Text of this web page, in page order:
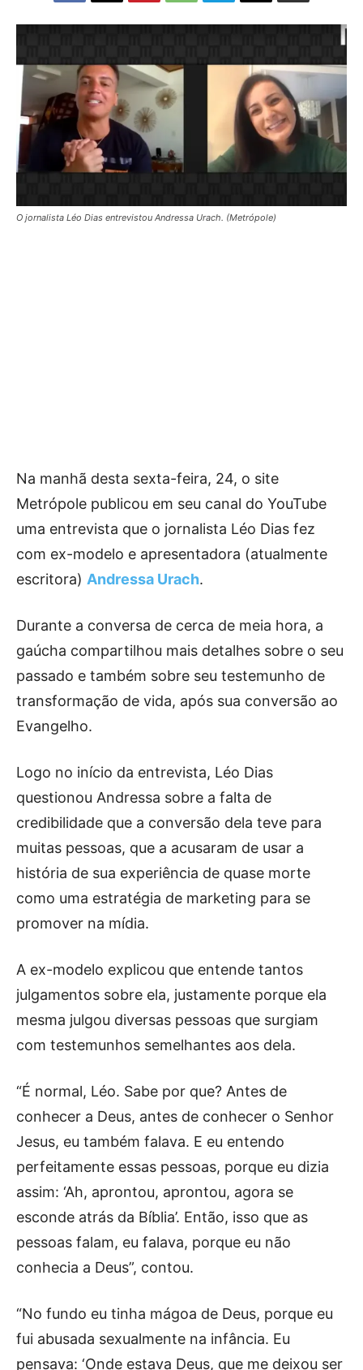
O jornalista Léo Dias entrevistou Andressa Urach. (Metrópole)
Na manhã desta sexta-feira, 24, o site
Metrópole publicou em seu canal do YouTube
uma entrevista que o jornalista Léo Dias fez
com ex-modelo e apresentadora (atualmente
escritora) Andressa Urach.
Durante a conversa de cerca de meia hora, a
gaúcha compartilhou mais detalhes sobre o seu
passado e também sobre seu testemunho de
transformação de vida, após sua conversão ao
Evangelho.
Logo no início da entrevista, Léo Dias
questionou Andressa sobre a falta de
credibilidade que a conversão dela teve para
muitas pessoas, que a acusaram de usar a
história de sua experiência de quase morte
como uma estratégia de marketing para se
promover na mídia.
A ex-modelo explicou que entende tantos
julgamentos sobre ela, justamente porque ela
mesma julgou diversas pessoas que surgiam
com testemunhos semelhantes aos dela.
“É normal, Léo. Sabe por que? Antes de
conhecer a Deus, antes de conhecer o Senhor
Jesus, eu também falava. E eu entendo
perfeitamente essas pessoas, porque eu dizia
assim: ‘Ah, aprontou, aprontou, agora se
esconde atrás da Bíblia’. Então, isso que as
pessoas falam, eu falava, porque eu não
conhecia a Deus”, contou.
“No fundo eu tinha mágoa de Deus, porque eu
fui abusada sexualmente na infância. Eu
pensava: ‘Onde estava Deus, que me deixou ser